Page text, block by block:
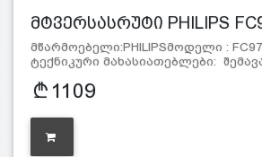
მტვერსასრუტი PHILIPS
მწარმოებელი:PHILIPSმოდელი :
ტექნიკური მახასიათებლები:
1109